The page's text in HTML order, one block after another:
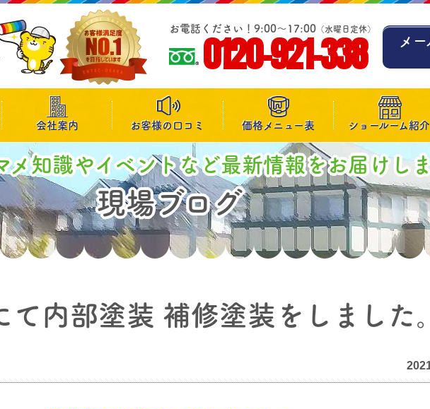
お電話ください！9:00～17:00 （水曜日定休）
0120-921-338 メ
会社案内 お客様の口コミ 価格メニュー表 ショールーム紹介
メ知識やイベントなど最新情報をお届けし
現場ブログ
て内部塗装 補修塗装をしました。